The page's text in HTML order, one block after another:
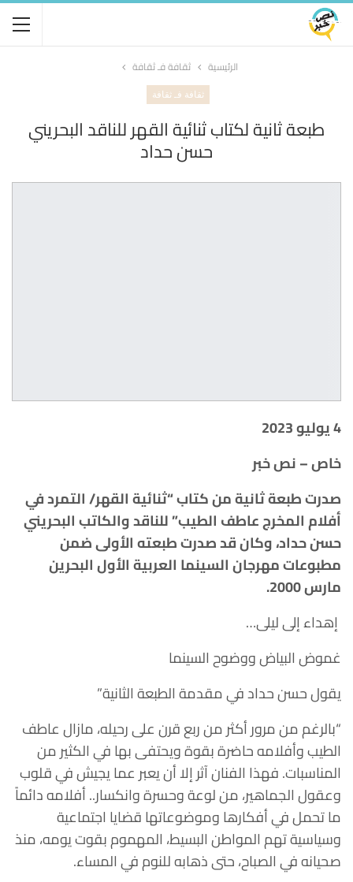
الرئيسية ثقافة فـ ثقافة
ثقافة فـ ثقافة
طبعة ثانية لكتاب ثنائية القهر للناقد البحريني
حسن حداد
4 يوليو 2023
خاص – نص خبر
صدرت طبعة ثانية من كتاب“ثنائية القهر/ التمرد في
أفلام المخرج عاطف الطيب” للناقد والكاتب البحريني
حسن حداد، وكان قد صدرت طبعته الأولى ضمن
مطبوعات مهرجان السينما العربية الأول البحرين
مارس 2000.
إهداءإلى ليلى…
غموض البياض ووضوح السينما
يقول حسن حداد فيمقدمة الطبعة الثانية”
“بالرغم من مرور أكثر من ربع قرن على رحيله، مازال عاطف
الطيب وأفلامه حاضرة بقوة ويحتفى بها في الكثير من
المناسبات. فهذا الفنان آثر إلا أن يعبر عما يجيش في قلوب
وعقول الجماهير، من لوعة وحسرة وانكسار.. أفلامه دائماً
ما تحمل في أفكارها وموضوعاتها قضايا اجتماعية
وسياسية تهم المواطن البسيط، المهموم بقوت يومه، منذ
صحيانه في الصباح، حتى ذهابه للنوم في المساء.